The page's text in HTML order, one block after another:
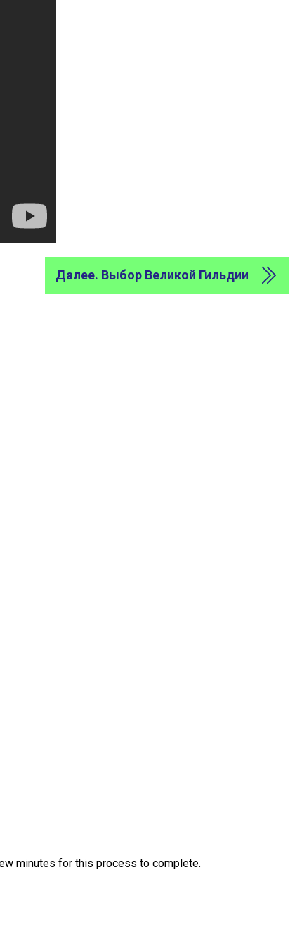
Далее. Выбор Великой Гильдии
minutes for this process to complete.